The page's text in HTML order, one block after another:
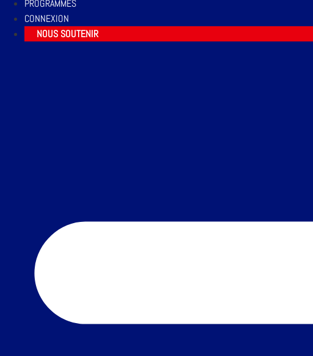
PROGRAMMES
CONNEXION
NOUS SOUTENIR